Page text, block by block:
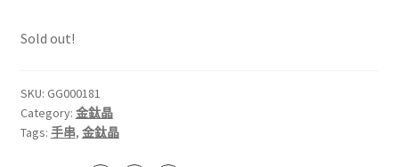
Sold out!
SKU: GG000181
Category: 金鈦晶
Tags: 手串, 金鈦晶